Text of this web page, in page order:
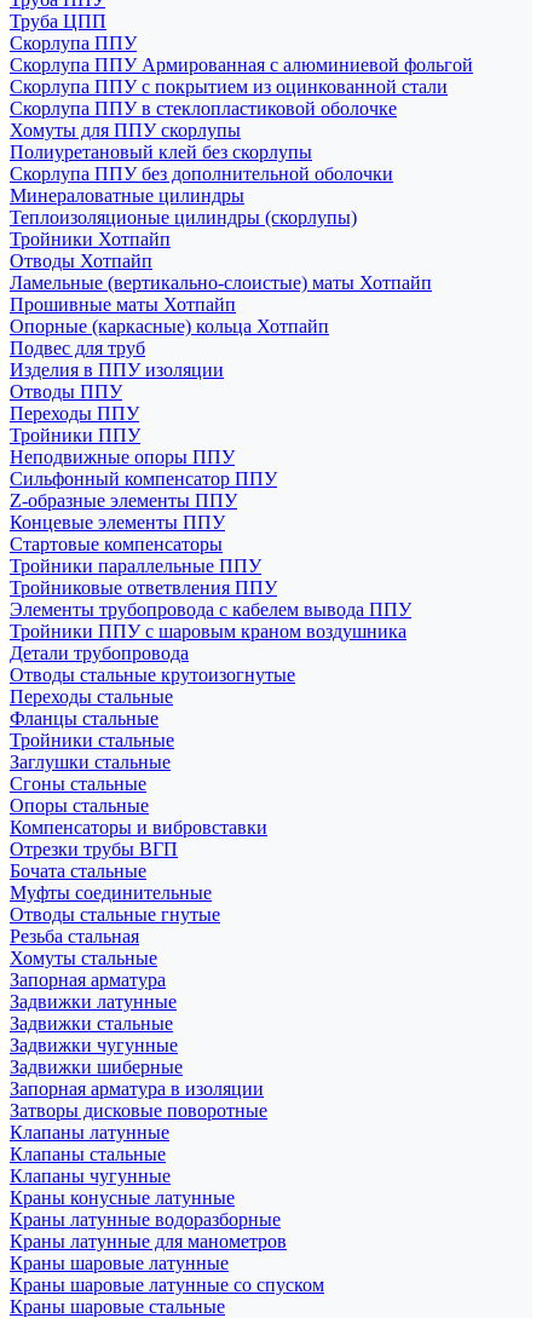
Труба ЦПП
Скорлупа ППУ
Скорлупа ППУ Армированная с алюминиевой фольгой
Скорлупа ППУ с покрытием из оцинкованной стали
Скорлупа ППУ в стеклопластиковой оболочке
Хомуты для ППУ скорлупы
Полиуретановый клей без скорлупы
Скорлупа ППУ без дополнительной оболочки
Минераловатные цилиндры
Теплоизоляционые цилиндры (скорлупы)
Тройники Хотпайп
Отводы Хотпайп
Ламельные (вертикально-слоистые) маты Хотпайп
Прошивные маты Хотпайп
Опорные (каркасные) кольца Хотпайп
Подвес для труб
Изделия в ППУ изоляции
Отводы ППУ
Переходы ППУ
Тройники ППУ
Неподвижные опоры ППУ
Cильфонный компенсатор ППУ
Z-образные элементы ППУ
Концевые элементы ППУ
Стартовые компенсаторы
Тройники параллельные ППУ
Тройниковые ответвления ППУ
Элементы трубопровода с кабелем вывода ППУ
Тройники ППУ с шаровым краном воздушника
Детали трубопровода
Отводы стальные крутоизогнутые
Переходы стальные
Фланцы стальные
Тройники стальные
Заглушки стальные
Сгоны стальные
Опоры стальные
Компенсаторы и вибровставки
Отрезки трубы ВГП
Бочата стальные
Муфты соединительные
Отводы стальные гнутые
Резьба стальная
Хомуты стальные
Запорная арматура
Задвижки латунные
Задвижки стальные
Задвижки чугунные
Задвижки шиберные
Запорная арматура в изоляции
Затворы дисковые поворотные
Клапаны латунные
Клапаны стальные
Клапаны чугунные
Краны конусные латунные
Краны латунные водоразборные
Краны латунные для манометров
Краны шаровые латунные
Краны шаровые латунные со спуском
Краны шаровые стальные